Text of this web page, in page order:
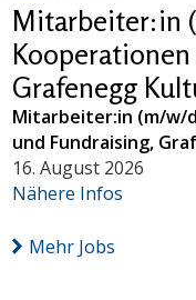
Mitarbeiter:in
Grafenegg
Mitarbeiter:in (m/w/
und Fundraising,
16. August 2026
Nähere Infos
Mehr Jobs